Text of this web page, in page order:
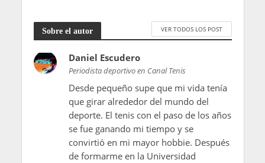
Sobre el autor VER TODOS LOS POST
Daniel Escudero
Periodista deportivo en Canal Tenis
Desde pequeño supe que mi vida tenía
que girar alrededor del mundo del
deporte. El tenis con el paso de los años
se fue ganando mi tiempo y se
convirtió en mi mayor hobbie. Después
de formarme en la Universidad